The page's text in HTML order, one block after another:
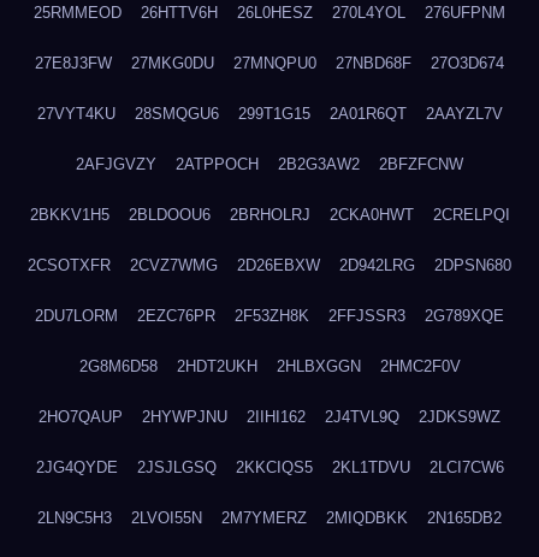
25RMMEOD 26HTTV6H 26L0HESZ 270L4YOL 276UFPNM
27E8J3FW 27MKG0DU 27MNQPU0 27NBD68F 27O3D674
27VYT4KU 28SMQGU6 299T1G15 2A01R6QT 2AAYZL7V
2AFJGVZY 2ATPPOCH 2B2G3AW2 2BFZFCNW
2BKKV1H5 2BLDOOU6 2BRHOLRJ 2CKA0HWT 2CRELPQI
2CSOTXFR 2CVZ7WMG 2D26EBXW 2D942LRG 2DPSN680
2DU7LORM 2EZC76PR 2F53ZH8K 2FFJSSR3 2G789XQE
2G8M6D58 2HDT2UKH 2HLBXGGN 2HMC2F0V
2HO7QAUP 2HYWPJNU 2IIHI162 2J4TVL9Q 2JDKS9WZ
2JG4QYDE 2JSJLGSQ 2KKCIQS5 2KL1TDVU 2LCI7CW6
2LN9C5H3 2LVOI55N 2M7YMERZ 2MIQDBKK 2N165DB2